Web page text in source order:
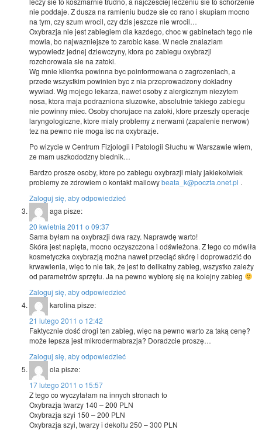
nie poddaje. Z dusza na ramieniu budze sie co rano i skupiam mocno
na tym, czy szum wrocil, czy dzis jeszcze nie wrocil…
Oxybrazja nie jest zabiegiem dla kazdego, choc w gabinetach tego nie
mowia, bo najwazniejsze to zarobic kase. W necie znalazlam
wypowiedz jednej dziewczyny, ktora po zabiegu oxybrazji
rozchorowala sie na zatoki.
Wg mnie klientka powinna byc poinformowana o zagrozeniach, a
przede wszystkim powinien byc z nia przeprowadzony dokladny
wywiad. Wg mojego lekarza, nawet osoby z alergicznym niezytem
nosa, ktora maja podrazniona sluzowke, absolutnie takiego zabiegu
nie powinny miec. Osoby chorujace na zatoki, ktore przeszly operacje
laryngologiczne, ktore mialy problemy z nerwami (zapalenie nerwow)
tez na pewno nie moga isc na oxybrazje.
Po wizycie w Centrum Fizjologii i Patologii Słuchu w Warszawie wiem,
ze mam uszkododzny blednik…
Bardzo prosze osoby, ktore po zabiegu oxybrazji mialy jakiekolwiek
problemy ze zdrowiem o kontakt mailowybeata_k@poczta.onet.pl .
Zaloguj się, aby odpowiedzieć
aga pisze:
20 kwietnia 2011 o 09:37
Sama byłam na oxybrazji dwa razy. Naprawdę warto!
Skóra jest napięta, mocno oczyszczona i odświeżona. Z tego co mówiła
kosmetyczka oxybrazją można nawet przeciąć skórę i doprowadzić do
krwawienia, więc to nie tak, że jest to delikatny zabieg, wszystko zależy
od parametrów sprzętu. Ja na pewno wybiorę się na kolejny zabieg
Zaloguj się, aby odpowiedzieć
karolina pisze:
21 lutego 2011 o 12:42
Faktycznie dość drogi ten zabieg, więc na pewno warto za taką cenę?
może lepsza jest mikrodermabrazja? Doradzcie proszę…
Zaloguj się, aby odpowiedzieć
ola pisze:
17 lutego 2011 o 15:57
Z tego co wyczytałam na innych stronach to
Oxybrazja twarzy 140 – 200 PLN
Oxybrazja szyi 150 – 200 PLN
Oxybrazja szyi, twarzy i dekoltu 250 – 300 PLN